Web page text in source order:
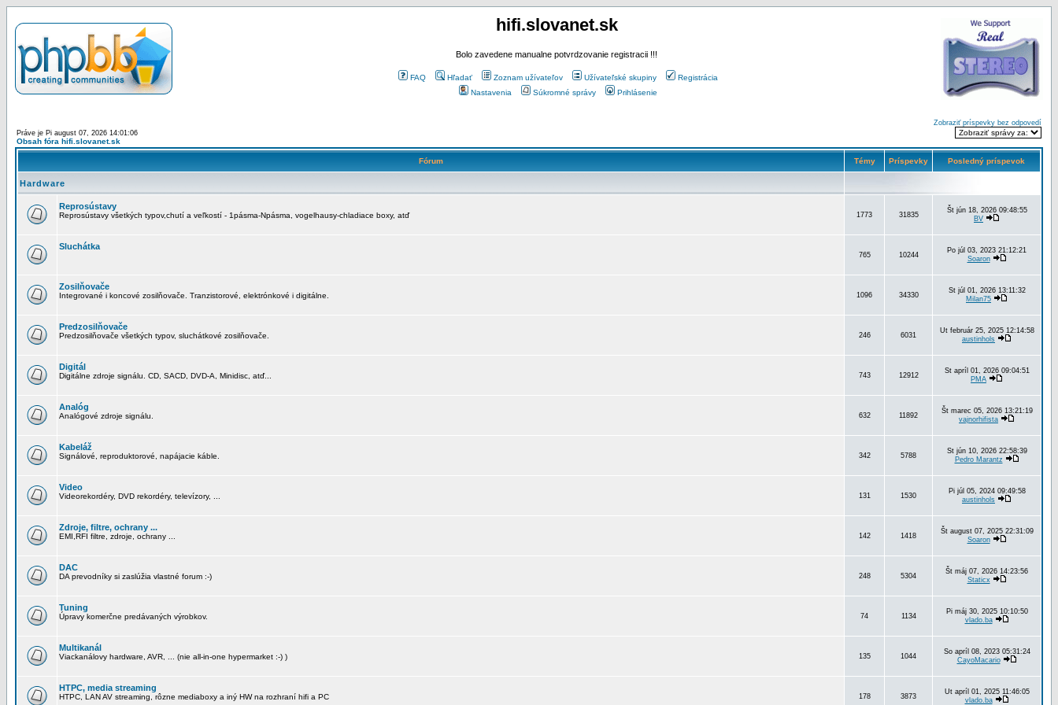
hifi.slovanet.sk
Bolo zavedene manualne potvrdzovanie registracii !!!
FAQ Hľadať Zoznam užívateľov Užívateľské skupiny
Registrácia
Nastavenia
Súkromné správy Prihlásenie
Práve je Pi august 07, 2026 14:01:06
Obsah fóra hifi.slovanet.sk
Zobraziť príspevky bez odpovedí
Fórum Témy Príspevky Posledný príspevok
Hardware
Reprosústavy
Reprosústavy všetkých typov,chutí a veľkostí - 1pásma-Npásma, vogelhausy-chladiace boxy, atď 1773 31835
Št jún 18, 2026 09:48:55
BV
Sluchátka
765 10244
Po júl 03, 2023 21:12:21
Soaron
Zosilňovače
Integrované i koncové zosilňovače. Tranzistorové, elektrónkové i digitálne. 1096 34330
St júl 01, 2026 13:11:32
Milan75
Predzosilňovače
Predzosilňovače všetkých typov, sluchátkové zosilňovače. 246 6031
Ut február 25, 2025 12:14:58
austinhols
Digitál
Digitálne zdroje signálu. CD, SACD, DVD-A, Minidisc, atď... 743 12912
St apríl 01, 2026 09:04:51
PMA
Analóg
Analógové zdroje signálu. 632 11892
Št marec 05, 2026 13:21:19
vajnorhifista
Kabeláž
Signálové, reproduktorové, napájacie káble. 342 5788
St jún 10, 2026 22:58:39
Pedro Marantz
Video
Videorekordéry, DVD rekordéry, televízory, ... 131 1530
Pi júl 05, 2024 09:49:58
austinhols
Zdroje, filtre, ochrany ...
EMI,RFI filtre, zdroje, ochrany ... 142 1418
Št august 07, 2025 22:31:09
Soaron
DAC
DA prevodníky si zaslúžia vlastné forum :-) 248 5304
Št máj 07, 2026 14:23:56
Staticx
Tuning
Úpravy komerčne predávaných výrobkov. 74 1134
Pi máj 30, 2025 10:10:50
vlado.ba
Multikanál
Viackanálovy hardware, AVR, ... (nie all-in-one hypermarket :-) ) 135 1044
So apríl 08, 2023 05:31:24
CayoMacario
HTPC, media streaming
HTPC, LAN AV streaming, rôzne mediaboxy a iný HW na rozhraní hifi a PC 178 3873
Ut apríl 01, 2025 11:46:05
vlado.ba